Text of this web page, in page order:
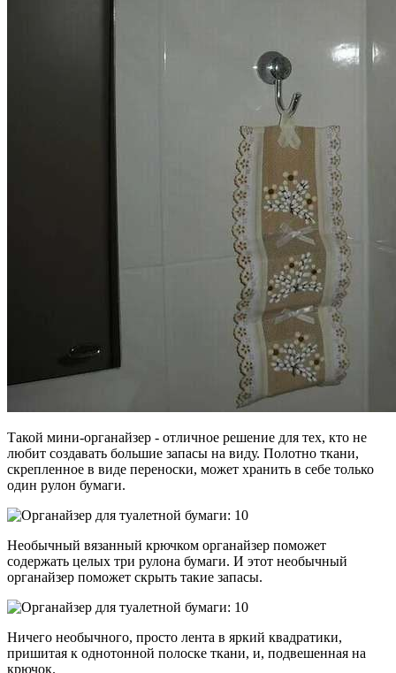
Такой мини-органайзер - отличное решение для тех, кто не
любит создавать большие запасы на виду. Полотно ткани,
скрепленное в виде переноски, может хранить в себе только
один рулон бумаги.
Необычный вязанный крючком органайзер поможет
содержать целых три рулона бумаги. И этот необычный
органайзер поможет скрыть такие запасы.
Ничего необычного, просто лента в яркий квадратики,
пришитая к однотонной полоске ткани, и, подвешенная на
крючок.